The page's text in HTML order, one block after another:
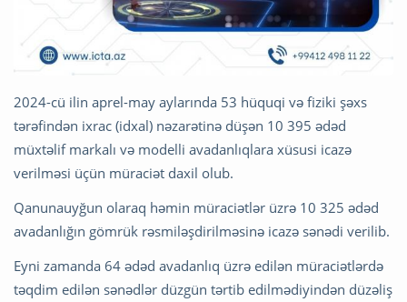
2024-cü ilin aprel-may aylarında 53 hüquqi və fiziki şəxs
tərəfindən ixrac (idxal) nəzarətinə düşən 10 395 ədəd
müxtəlif markalı və modelli avadanlıqlara xüsusi icazə
verilməsi üçün müraciət daxil olub.
Qanunauyğun olaraq həmin müraciətlər üzrə 10 325 ədəd
avadanlığın gömrük rəsmiləşdirilməsinə icazə sənədi verilib.
Eyni zamanda 64 ədəd avadanlıq üzrə edilən müraciətlərdə
təqdim edilən sənədlər düzgün tərtib edilmədiyindən düzəliş